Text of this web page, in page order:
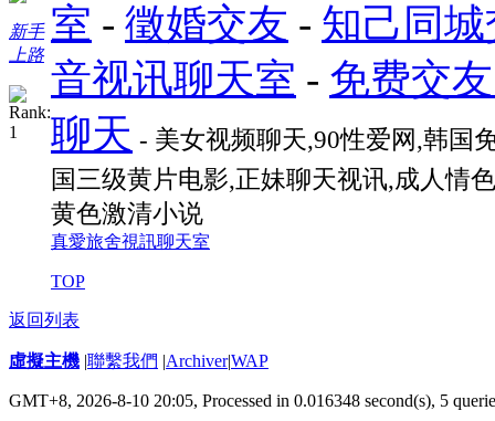
新手
上路
室 - 徵婚交友 - 知己同
音视讯聊天室 - 免费交
聊天 - 美女视频聊天,90性爱网,韩国
国三级黄片电影,正妹聊天视讯,成人情
黄色激清小说
真愛旅舍視訊聊天室
TOP
返回列表
虛擬主機 |聯繫我們 |Archiver|WAP
GMT+8, 2026-8-10 20:05, Processed in 0.016348 second(s), 5